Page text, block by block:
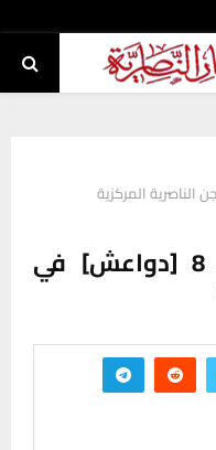
تنفيذ حكم الإعدام بـ 8 [دواعش] في